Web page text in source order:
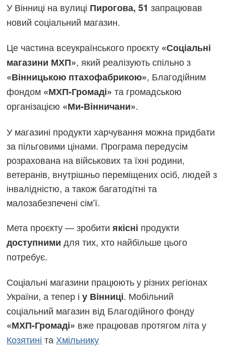
У Вінниці на вулиці Пирогова, 51 запрацював
новий соціальний магазин.
Це частина всеукраїнського проєкту «Соціальні
магазини МХП», який реалізують спільно з
«Вінницькою птахофабрикою», Благодійним
фондом «МХП-Громаді» та громадською
організацією «Ми-Вінничани».
У магазині продукти харчування можна придбати
за пільговими цінами. Програма передусім
розрахована на військових та їхні родини,
ветеранів, внутрішньо переміщених осіб, людей з
інвалідністю, а також багатодітні та
малозабезпечені сім’ї.
Мета проєкту — зробитиякісні продукти
доступними для тих, хто найбільше цього
потребує.
Соціальні магазини працюють у різних регіонах
України, а тепер іу Вінниці. Мобільний
соціальний магазин від Благодійного фонду
«МХП-Громаді» вже працював протягом літа у
Козятині та Хмільнику